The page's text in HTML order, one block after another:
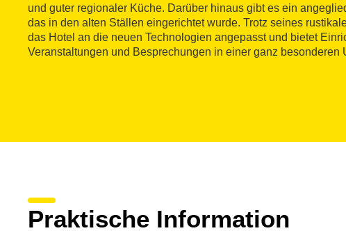
und guter regionaler Küche. Darüber hinaus gibt es ein
das in den alten Ställen eingerichtet wurde. Trotz seines
das Hotel an die neuen Technologien angepasst und bietet
Veranstaltungen und Besprechungen in einer ganz besonderen
Praktische Information